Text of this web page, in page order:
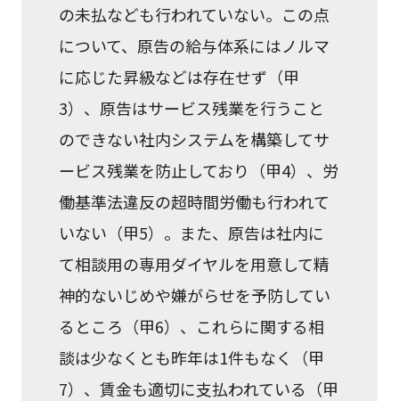
の未払なども行われていない。この点
について、原告の給与体系にはノルマ
に応じた昇級などは存在せず（甲
3）、原告はサービス残業を行うこと
のできない社内システムを構築してサ
ービス残業を防止しており（甲4）、労
働基準法違反の超時間労働も行われて
いない（甲5）。また、原告は社内に
て相談用の専用ダイヤルを用意して精
神的ないじめや嫌がらせを予防してい
るところ（甲6）、これらに関する相
談は少なくとも昨年は1件もなく（甲
7）、賃金も適切に支払われている（甲